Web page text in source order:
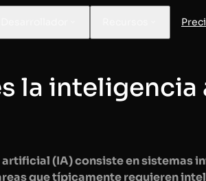
la
(IA) consiste en sistemas
que típicamente requieren